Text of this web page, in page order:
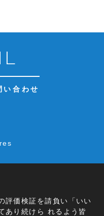
い合わせ
評価検証を請負い「いい
あり続けら れるよう皆